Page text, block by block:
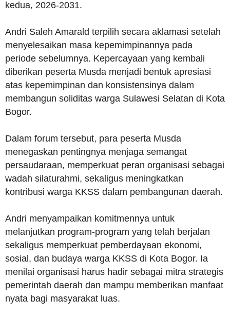
kedua, 2026-2031.
Andri Saleh Amarald terpilih secara aklamasi setelah
menyelesaikan masa kepemimpinannya pada
periode sebelumnya. Kepercayaan yang kembali
diberikan peserta Musda menjadi bentuk apresiasi
atas kepemimpinan dan konsistensinya dalam
membangun soliditas warga Sulawesi Selatan di Kota
Bogor.
Dalam forum tersebut, para peserta Musda
menegaskan pentingnya menjaga semangat
persaudaraan, memperkuat peran organisasi sebagai
wadah silaturahmi, sekaligus meningkatkan
kontribusi warga KKSS dalam pembangunan daerah.
Andri menyampaikan komitmennya untuk
melanjutkan program-program yang telah berjalan
sekaligus memperkuat pemberdayaan ekonomi,
sosial, dan budaya warga KKSS di Kota Bogor. Ia
menilai organisasi harus hadir sebagai mitra strategis
pemerintah daerah dan mampu memberikan manfaat
nyata bagi masyarakat luas.